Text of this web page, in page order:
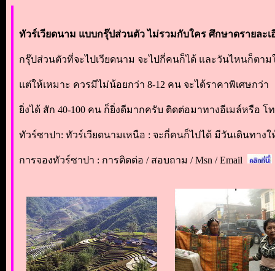
ทัวร์เวียดนาม แบบกรุ๊ปส่วนตัว ไม่รวมกับใคร ศึกษาดรายละเ
กรุ๊ปส่วนตัวที่จะไปเวียดนาม จะไปกี่คนก็ได้ และวันไหนก็ตาม
แต่ให้เหมาะ ควรมีไม่น้อยกว่า 8-12 คน จะได้ราคาพิเศษกว่า
ยิ่งได้ สัก 40-100 คน ก็ยิ่งดีมากครับ ติดต่อมาทางอีเมล์หรือ โ
ทัวร์ซาปา: ทัวร์เวียดนามเหนือ : จะกี่คนก็ไปได้ มีวันเดินทาง
การจองทัวร์ซาปา : การติดต่อ / สอบถาม / Msn / Email